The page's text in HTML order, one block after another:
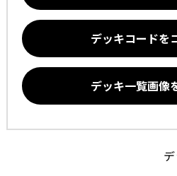
デッキコードを
デッキ一覧画像